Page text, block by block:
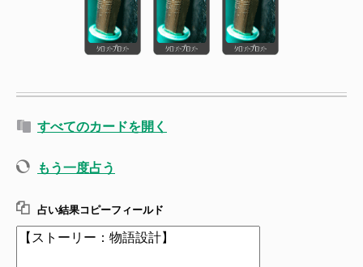
すべてのカードを開く
もう一度占う
占い結果コピーフィールド